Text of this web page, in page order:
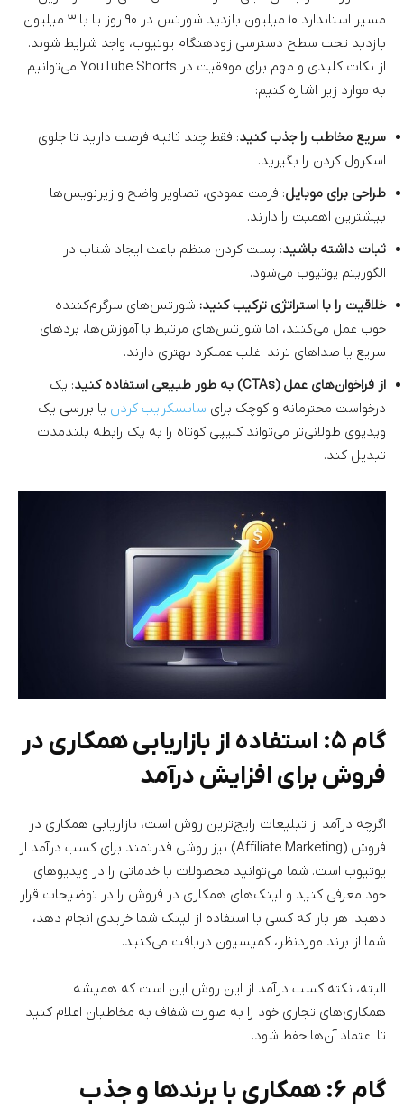
مسیر استاندارد ۱۰ میلیون بازدید شورتس در ۹۰ روز یا با ۳ میلیون
بازدید تحت سطح دسترسی زودهنگام یوتیوب، واجد شرایط شوند.
از نکات کلیدی و مهم برای موفقیت در YouTube Shorts می‌توانیم
به موارد زیر اشاره کنیم:
سریع مخاطب را جذب کنید: فقط چند ثانیه فرصت دارید تا جلوی
اسکرول کردن را بگیرید.
طراحی برای موبایل: فرمت عمودی، تصاویر واضح و زیرنویس‌ها
بیشترین اهمیت را دارند.
ثبات داشته باشید: پست کردن منظم باعث ایجاد شتاب در
الگوریتم یوتیوب می‌شود.
خلاقیت را با استراتژی ترکیب کنید: شورتس‌های سرگرم‌کننده
خوب عمل می‌کنند، اما شورتس‌های مرتبط با آموزش‌ها، بردهای
سریع یا صداهای ترند اغلب عملکرد بهتری دارند.
از فراخوان‌های عمل (CTAs) به طور طبیعی استفاده کنید
: یک
درخواست محترمانه و کوچک برای سابسکرایب کردن یا بررسی یک
ویدیوی طولانی‌تر می‌تواند کلیپی کوتاه را به یک رابطه بلندمدت
تبدیل کند.
گام ۵: استفاده از بازاریابی همکاری در
فروش برای افزایش درآمد
اگرچه درآمد از تبلیغات رایج‌ترین روش است، بازاریابی همکاری در
فروش (Affiliate Marketing) نیز روشی قدرتمند برای کسب درآمد از
یوتیوب است. شما می‌توانید محصولات یا خدماتی را در ویدیوهای
خود معرفی کنید و لینک‌های همکاری در فروش را در توضیحات قرار
دهید. هر بار که کسی با استفاده از لینک شما خریدی انجام دهد،
شما از برند موردنظر، کمیسیون دریافت می‌کنید.
البته، نکته کسب درآمد از این روش این است که همیشه
همکاری‌های تجاری خود را به صورت شفاف به مخاطبان اعلام کنید
تا اعتماد آن‌ها حفظ شود.
گام ۶: همکاری با برندها و جذب